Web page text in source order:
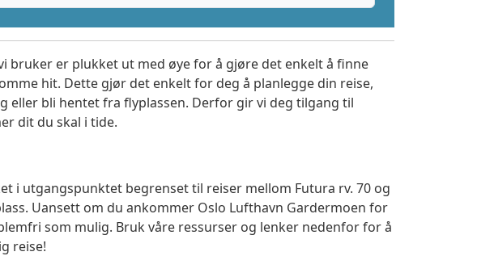
bruker er plukket ut med øye for å gjøre det enkelt å finne
hit. Dette gjør det enkelt for deg å planlegge din reise,
eller bli hentet fra flyplassen. Derfor gir vi deg tilgang til
dit du skal i tide.
i utgangspunktet begrenset til reiser mellom Futura rv. 70 og
Uansett om du ankommer Oslo Lufthavn Gardermoen for
som mulig. Bruk våre ressurser og lenker nedenfor for å
reise!